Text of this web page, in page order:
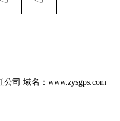
司 域名：www.zysgps.com